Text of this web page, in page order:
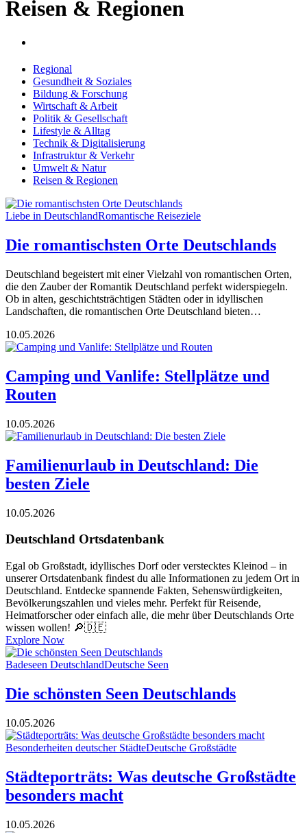
Reisen & Regionen
Regional
Gesundheit & Soziales
Bildung & Forschung
Wirtschaft & Arbeit
Politik & Gesellschaft
Lifestyle & Alltag
Technik & Digitalisierung
Infrastruktur & Verkehr
Umwelt & Natur
Reisen & Regionen
Liebe in DeutschlandRomantische Reiseziele
Die romantischsten Orte Deutschlands
Deutschland begeistert mit einer Vielzahl von romantischen Orten,
die den Zauber der Romantik Deutschland perfekt widerspiegeln.
Ob in alten, geschichtsträchtigen Städten oder in idyllischen
Landschaften, die romantischen Orte Deutschland bieten…
10.05.2026
Camping und Vanlife: Stellplätze und
Routen
10.05.2026
Familienurlaub in Deutschland: Die
besten Ziele
10.05.2026
Deutschland Ortsdatenbank
Egal ob Großstadt, idyllisches Dorf oder verstecktes Kleinod – in
unserer Ortsdatenbank findest du alle Informationen zu jedem Ort in
Deutschland. Entdecke spannende Fakten, Sehenswürdigkeiten,
Bevölkerungszahlen und vieles mehr. Perfekt für Reisende,
Heimatforscher oder einfach alle, die mehr über Deutschlands Orte
wissen wollen! 🔎🇩🇪
Explore Now
Badeseen DeutschlandDeutsche Seen
Die schönsten Seen Deutschlands
10.05.2026
Besonderheiten deutscher StädteDeutsche Großstädte
Städteporträts: Was deutsche Großstädte
besonders macht
10.05.2026